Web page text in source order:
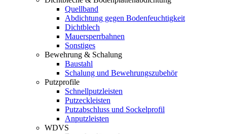
Quellband
Abdichtung gegen Bodenfeuchtigkeit
Dichtblech
Mauersperrbahnen
Sonstiges
Bewehrung & Schalung
Baustahl
Schalung und Bewehrungszubehör
Putzprofile
Schnellputzleisten
Putzeckleisten
Putzabschluss und Sockelprofil
Anputzleisten
WDVS